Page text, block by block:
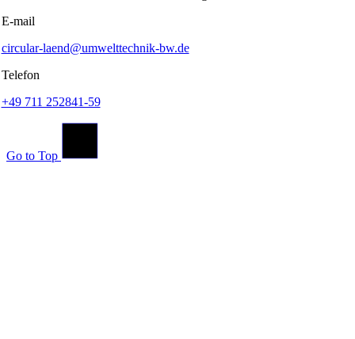
E-mail
circular-laend@umwelttechnik-bw.de
Telefon
+49 711 252841-59
Go to Top